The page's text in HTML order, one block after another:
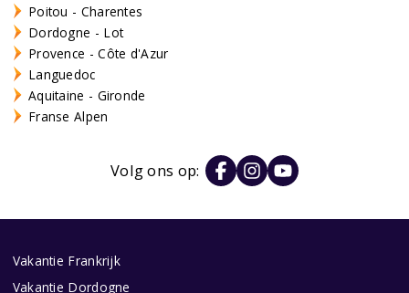
Poitou - Charentes
Dordogne - Lot
Provence - Côte d'Azur
Languedoc
Aquitaine - Gironde
Franse Alpen
Volg ons op:
Vakantie Frankrijk
Vakantie Dordogne